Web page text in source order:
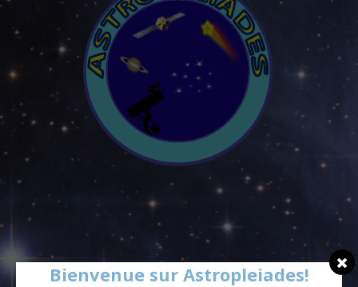
Bienvenue sur Astropleiades!